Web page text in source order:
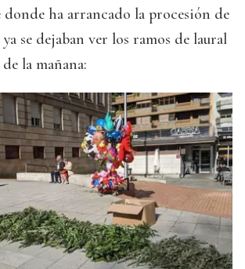
donde ha arrancado la procesión de
se dejaban ver los ramos de laural
la mañana: